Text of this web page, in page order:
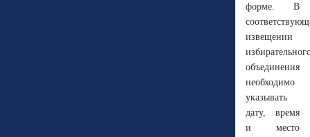
форме. В
извещении
объединения
необходимо
указывать
дату, время
и место